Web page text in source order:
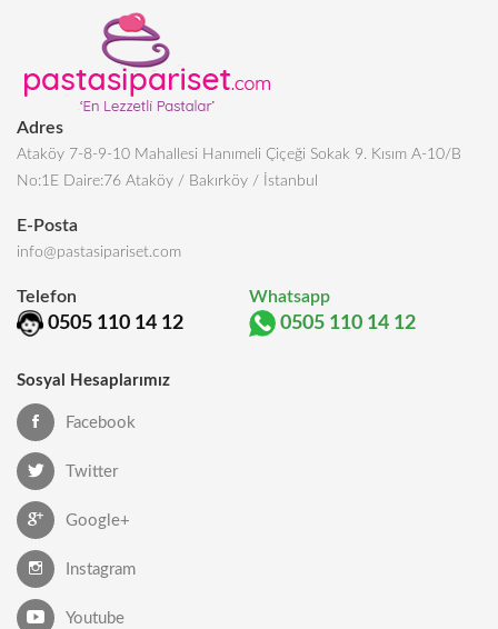
Adres
Ataköy 7-8-9-10 Mahallesi Hanımeli Çiçeği Sokak 9. Kısım A-10/B
No:1E Daire:76 Ataköy / Bakırköy / İstanbul
E-Posta
info@pastasipariset.com
Telefon
0505 110 14 12
Whatsapp
0505 110 14 12
Sosyal Hesaplarımız
Facebook
Twitter
Google+
Instagram
Youtube